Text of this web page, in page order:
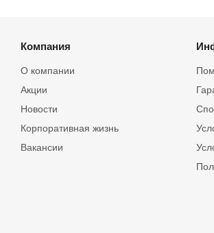
Компания
О компании
Акции
Новости
Корпоративная жизнь
Вакансии